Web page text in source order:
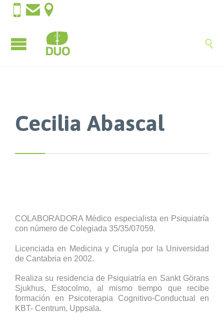
  

Cecilia Abascal
COLABORADORA Médico especialista en Psiquiatría
con número de Colegiada 35/35/07059.
Licenciada en Medicina y Cirugía por la Universidad
de Cantabria en 2002.
Realiza su residencia de Psiquiatría en Sankt Görans
Sjukhus, Estocolmo, al mismo tiempo que recibe
formación en Psicoterapia Cognitivo-Conductual en
KBT- Centrum, Uppsala.